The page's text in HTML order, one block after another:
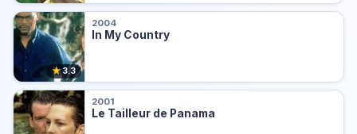
★3.3
2004
In My Country
2001
Le Tailleur de Panama